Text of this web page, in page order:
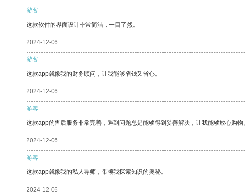
游客
这款软件的界面设计非常简洁，一目了然。
2024-12-06
游客
这款app就像我的财务顾问，让我能够省钱又省心。
2024-12-06
游客
这款app的售后服务非常完善，遇到问题总是能够得到妥善解决，让我能够放心购物。
2024-12-06
游客
这款app就像我的私人导师，带领我探索知识的奥秘。
2024-12-06